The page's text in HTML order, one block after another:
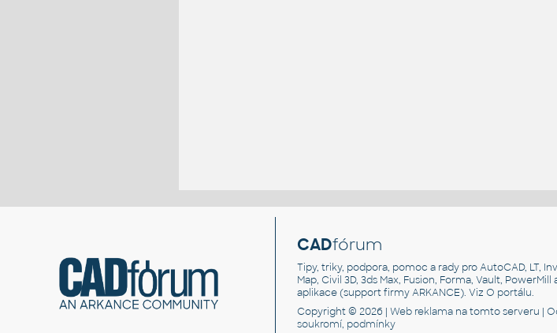
CADfórum
Tipy, triky, podpora, pomoc a rady pro AutoCAD, LT,
Map, Civil 3D, 3ds Max, Fusion, Forma, Vault,
aplikace (support firmy ARKANCE). VizO portálu.
Copyright © 2026 |Web reklama na tomto serveru |
soukromí, podmínky